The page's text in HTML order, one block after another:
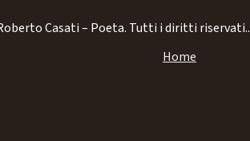
Casati – Poeta. Tutti i diritti riservati..
Home